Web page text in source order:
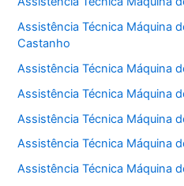
Assistência Técnica Máquina
Castanho
Assistência Técnica Máquina
Assistência Técnica Máquina
Assistência Técnica Máquina
Assistência Técnica Máquina
Assistência Técnica Máquina